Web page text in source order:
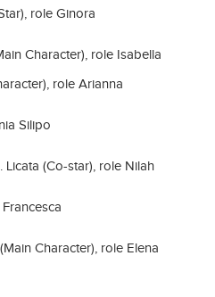
role Ginora
Character), role Isabella
role Arianna
Silipo
(Co-star), role Nilah
Character), role Elena